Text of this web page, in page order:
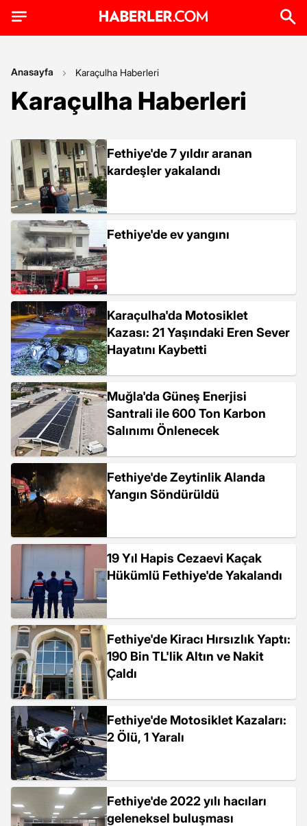
Anasayfa Karaçulha Haberleri
Karaçulha Haberleri
Fethiye'de 7 yıldır aranan
kardeşler yakalandı
Fethiye'de ev yangını
Karaçulha'da Motosiklet
Kazası: 21 Yaşındaki Eren Sever
Hayatını Kaybetti
Muğla'da Güneş Enerjisi
Santrali ile 600 Ton Karbon
Salınımı Önlenecek
Fethiye'de Zeytinlik Alanda
Yangın Söndürüldü
19 Yıl Hapis Cezaevi Kaçak
Hükümlü Fethiye'de Yakalandı
Fethiye'de Kiracı Hırsızlık Yaptı:
190 Bin TL'lik Altın ve Nakit
Çaldı
Fethiye'de Motosiklet Kazaları:
2 Ölü, 1 Yaralı
Fethiye'de 2022 yılı hacıları
geleneksel buluşması